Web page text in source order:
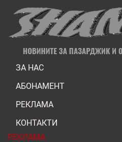
ЗА НАС
АБОНАМЕНТ
РЕКЛАМА
КОНТАКТИ
РЕКЛАМА